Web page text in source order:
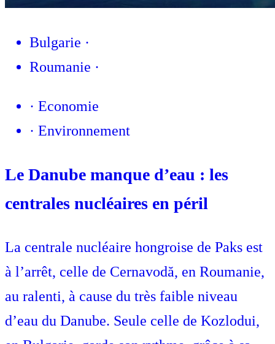
Bulgarie ·
Roumanie ·
· Economie
· Environnement
Le Danube manque d’eau : les
centrales nucléaires en péril
La centrale nucléaire hongroise de Paks est
à l’arrêt, celle de Cernavodă, en Roumanie,
au ralenti, à cause du très faible niveau
d’eau du Danube. Seule celle de Kozlodui,